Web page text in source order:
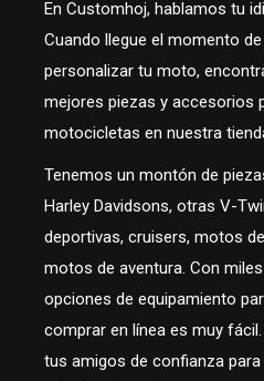
En Customhoj, hablamos tu
Cuando llegue el momento de
personalizar tu moto,
mejores piezas y accesorios
motocicletas en nuestra
Tenemos un montón de
Harley Davidsons, otras V-
deportivas, cruisers, motos
motos de aventura. Con
opciones de equipamiento
comprar en línea es muy
tus amigos de confianza